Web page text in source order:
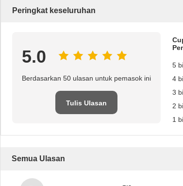
Peringkat keseluruhan
5.0
Berdasarkan 50 ulasan untuk pemasok ini
Tulis Ulasan
5
4
3
2
1
Semua Ulasan